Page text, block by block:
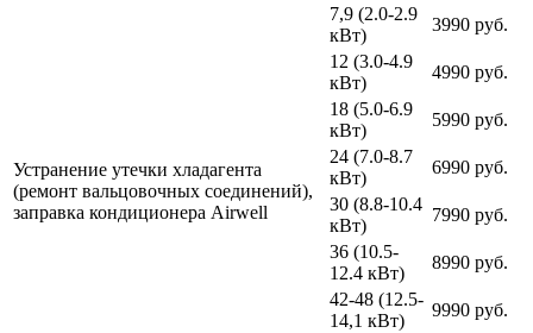
Устранение утечки хладагента
(ремонт вальцовочных соединений),
заправка кондиционера Airwell
7,9 (2.0-2.9
кВт)
3990 руб.
12 (3.0-4.9
кВт)
4990 руб.
18 (5.0-6.9
кВт)
5990 руб.
24 (7.0-8.7
кВт)
6990 руб.
30 (8.8-10.4
кВт)
7990 руб.
36 (10.5-
12.4 кВт)
8990 руб.
42-48 (12.5-
14,1 кВт)
9990 руб.